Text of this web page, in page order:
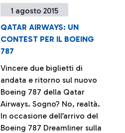
1 agosto 2015
QATAR AIRWAYS: UN
CONTEST PER IL BOEING
787
Vincere due biglietti di
andata e ritorno sul nuovo
Boeing 787 della Qatar
Airways. Sogno? No, realtà.
In occasione dell’arrivo del
Boeing 787 Dreamliner sulla